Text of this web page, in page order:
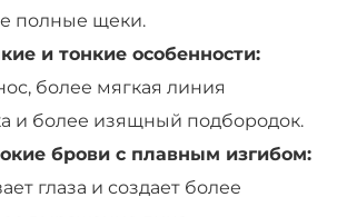
полные щеки.
и тонкие особенности:
более мягкая линия
и более изящный подбородок.
брови с плавным изгибом:
глаза и создает более